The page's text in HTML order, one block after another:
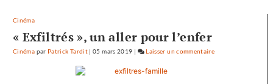
Cinéma
« Exfiltrés », un aller pour l’enfer
Cinéma par Patrick Tardit |05 mars 2019 | Laisser un commentaire